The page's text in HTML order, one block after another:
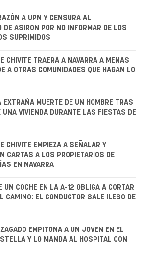
A UPN Y CENSURA AL
DE ASIRON POR NO INFORMAR DE LOS
SUPRIMIDOS
CHIVITE TRAERÁ A NAVARRA A MENAS
A OTRAS COMUNIDADES QUE HAGAN LO
EXTRAÑA MUERTE DE UN HOMBRE TRAS
UNA VIVIENDA DURANTE LAS FIESTAS DE
CHIVITE EMPIEZA A SEÑALAR Y
CARTAS A LOS PROPIETARIOS DE
EN NAVARRA
UN COCHE EN LA A-12 OBLIGA A CORTAR
CAMINO: EL CONDUCTOR SALE ILESO DE
EMPITONA A UN JOVEN EN EL
Y LO MANDA AL HOSPITAL CON